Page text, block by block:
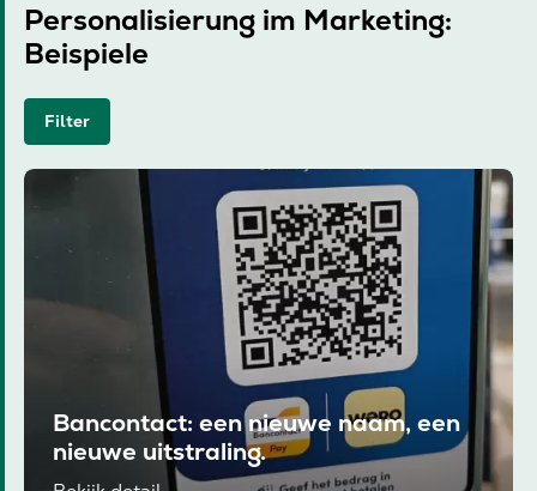
Personalisierung im Marketing:
Beispiele
Filter
Bancontact: een nieuwe naam, een
nieuwe uitstraling.